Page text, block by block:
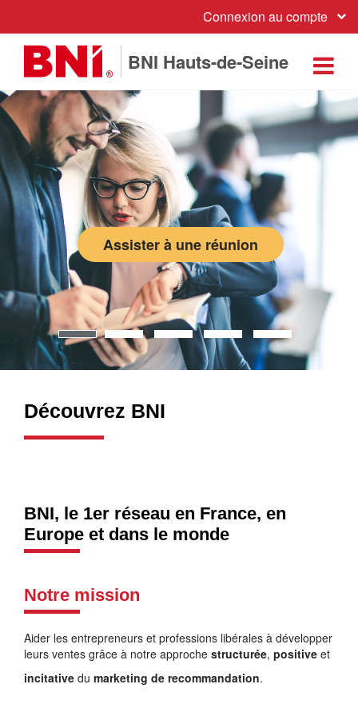
Connexion au compte
BNI Hauts-de-Seine
Assister à une réunion
Découvrez BNI
BNI, le 1er réseau en France, en
Europe et dans le monde
Notre mission
Aider les entrepreneurs et professions libérales à développer
leurs ventes grâce à notre approche structurée, positive et
incitative du marketing de recommandation.